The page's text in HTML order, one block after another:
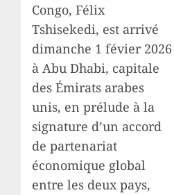
Congo, Félix
Tshisekedi, est arrivé
dimanche 1 févier 2026
à Abu Dhabi, capitale
des Émirats arabes
unis, en prélude à la
signature d’un accord
de partenariat
économique global
entre les deux pays,